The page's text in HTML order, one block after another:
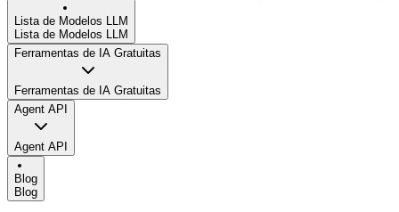
Lista de Modelos LLM
Lista de Modelos LLM
Ferramentas de IA Gratuitas
Ferramentas de IA Gratuitas
Agent API
Agent API
Blog
Blog